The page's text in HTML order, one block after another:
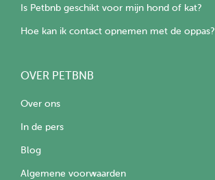
Is Petbnb geschikt voor mijn hond of kat?
Hoe kan ik contact opnemen met de oppas?
OVER PETBNB
Over ons
In de pers
Blog
Algemene voorwaarden